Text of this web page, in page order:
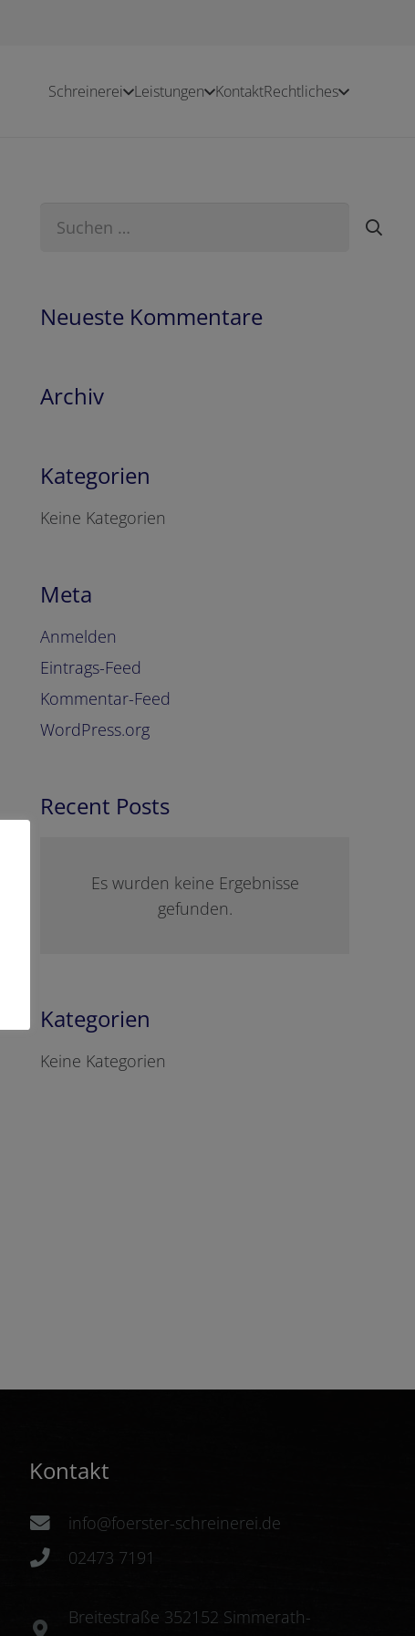
Schreinerei Leistungen KontaktRechtliches
nach:
Neueste Kommentare
Archiv
Kategorien
Keine Kategorien
Meta
Anmelden
Eintrags-Feed
Kommentar-Feed
WordPress.org
Recent Posts
Es wurden keine Ergebnisse
gefunden.
Kategorien
Keine Kategorien
Kontakt
info@foerster-schreinerei.de
02473 7191
Breitestraße 352152 Simmerath-